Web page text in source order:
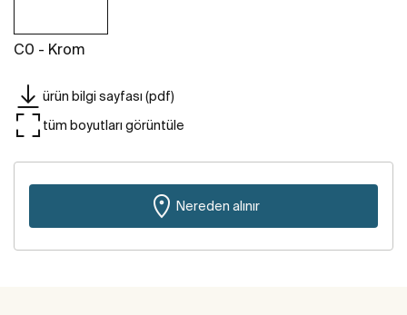
C0 - Krom
ürün bilgi sayfası (pdf)
tüm boyutları görüntüle
Nereden alınır